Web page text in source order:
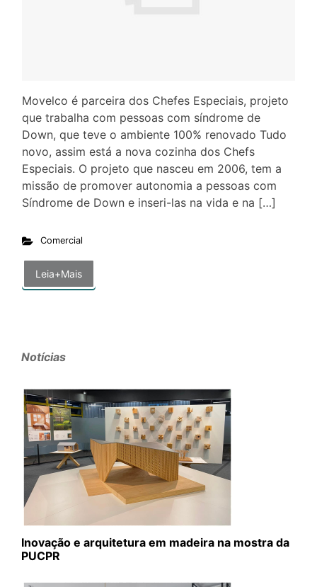
Movelco é parceira dos Chefes Especiais, projeto
que trabalha com pessoas com síndrome de
Down, que teve o ambiente 100% renovado Tudo
novo, assim está a nova cozinha dos Chefs
Especiais. O projeto que nasceu em 2006, tem a
missão de promover autonomia a pessoas com
Síndrome de Down e inseri-las na vida e na […]
Comercial
Leia+Mais
Notícias
Inovação e arquitetura em madeira na mostra da
PUCPR